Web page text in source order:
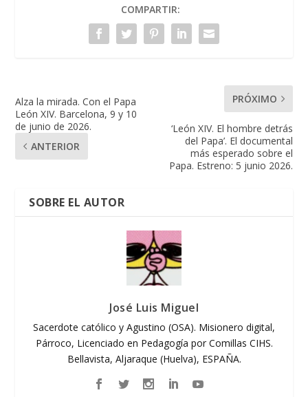
COMPARTIR:
Alza la mirada. Con el Papa
León XIV. Barcelona, 9 y 10
de junio de 2026.
ANTERIOR
PRÓXIMO
‘León XIV. El hombre detrás
del Papa’. El documental
más esperado sobre el
Papa. Estreno: 5 junio 2026.
SOBRE EL AUTOR
José Luis Miguel
Sacerdote católico y Agustino (OSA). Misionero digital,
Párroco, Licenciado en Pedagogía por Comillas CIHS.
Bellavista, Aljaraque (Huelva), ESPAÑA.